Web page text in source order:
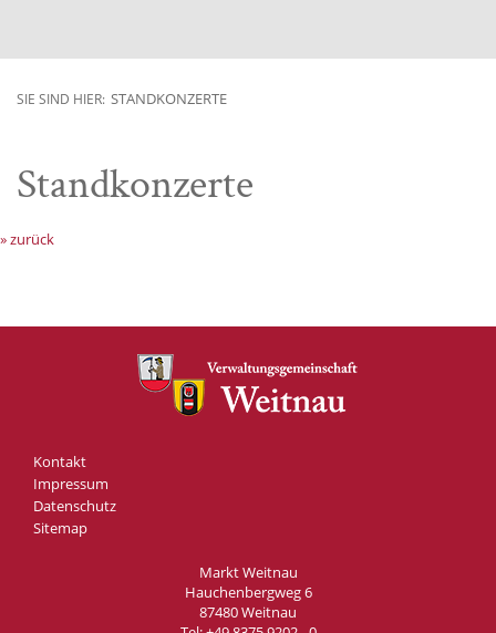
SIE SIND HIER: STANDKONZERTE
Standkonzerte
» zurück
Kontakt
Impressum
Datenschutz
Sitemap
Markt Weitnau
Hauchenbergweg 6
87480 Weitnau